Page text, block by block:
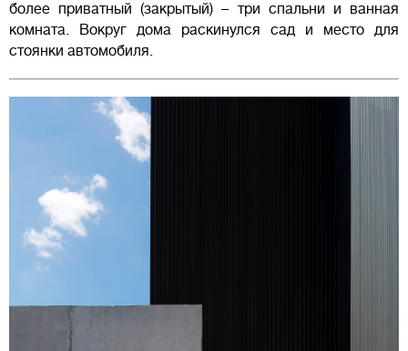
более приватный (закрытый) – три спальни и ванная
комната. Вокруг дома раскинулся сад и место для
стоянки автомобиля.